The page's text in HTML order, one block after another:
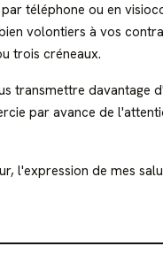
téléphone ou en
volontiers à vos
trois créneaux.
transmettre davantage
par avance de
l'expression de mes